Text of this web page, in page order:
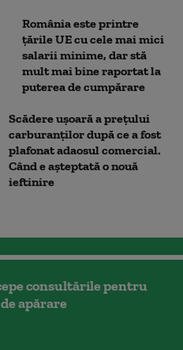
România este printre
țările UE cu cele mai mici
salarii minime, dar stă
mult mai bine raportat la
puterea de cumpărare
Scădere ușoară a prețului
carburanților după ce a fost
plafonat adaosul comercial.
Când e așteptată o nouă
ieftinire
consultările pentru
apărare